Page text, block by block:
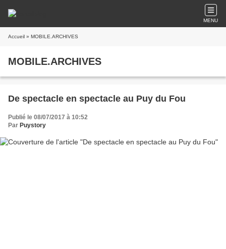
MENU
Accueil » MOBILE.ARCHIVES
MOBILE.ARCHIVES
De spectacle en spectacle au Puy du Fou
Publié le 08/07/2017 à 10:52
Par Puystory